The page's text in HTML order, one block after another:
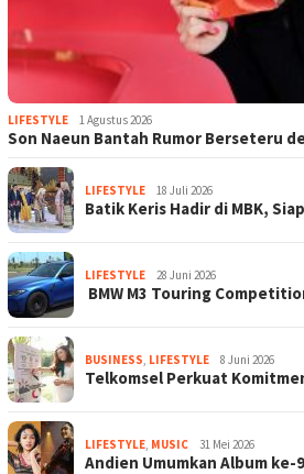
LIFESTYLE 1 Agustus 2026
Son Naeun Bantah Rumor Berseteru
LIFESTYLE 18 Juli 2026
Batik Keris Hadir di MBK,
LIFESTYLE 28 Juni 2026
BMW M3 Touring
BUSINESS, LIFESTYLE 8 Juni 2026
Telkomsel Perkuat
LIFESTYLE, MUSIC 31 Mei 2026
Andien Umumkan Album ke-